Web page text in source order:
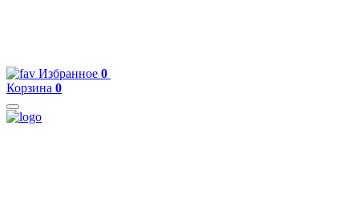
Избранное 0
Корзина 0